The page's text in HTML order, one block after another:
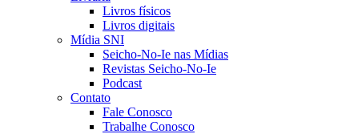
Livros físicos
Livros digitais
Mídia SNI
Seicho-No-Ie nas Mídias
Revistas Seicho-No-Ie
Podcast
Contato
Fale Conosco
Trabalhe Conosco